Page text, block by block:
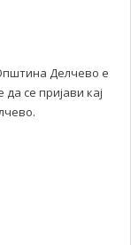
Делчево е
се пријави кај